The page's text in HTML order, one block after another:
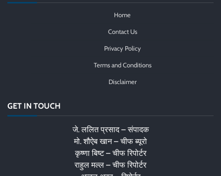
Home
Contact Us
Privacy Policy
Terms and Conditions
Disclaimer
GET IN TOUCH
जे. ललित प्रसाद – संपादक
मो. शौऐब खान – चीफ ब्यूरो
कृष्णा बिष्ट – चीफ रिपोर्टर
राहुल मल्ल – चीफ रिपोर्टर